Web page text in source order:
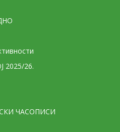
26.
ЧАСОПИСИ